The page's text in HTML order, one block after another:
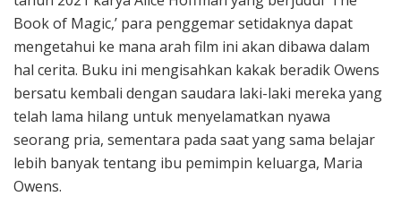
Book of Magic,’ para penggemar setidaknya dapat
mengetahui ke mana arah film ini akan dibawa dalam
hal cerita. Buku ini mengisahkan kakak beradik Owens
bersatu kembali dengan saudara laki-laki mereka yang
telah lama hilang untuk menyelamatkan nyawa
seorang pria, sementara pada saat yang sama belajar
lebih banyak tentang ibu pemimpin keluarga, Maria
Owens.